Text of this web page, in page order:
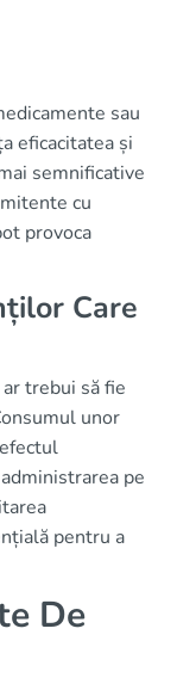
sau
eficacitatea și
semnificative
cu
provoca
Care
trebui să fie
unor
pe
pentru a
De